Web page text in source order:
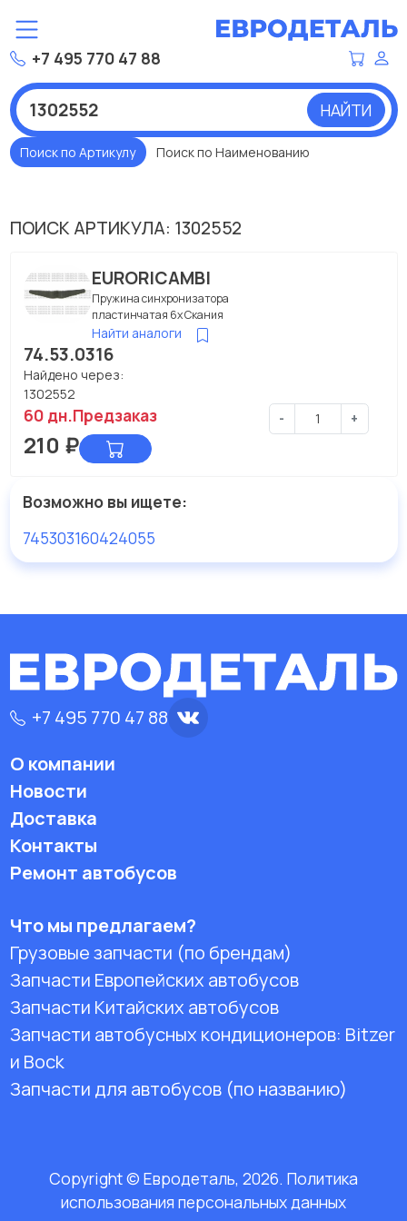
+7 495 770 47 88
НАЙТИ
Поиск по Артикулу Поиск по Наименованию
ПОИСК АРТИКУЛА: 1302552
EURORICAMBI
Пружина синхронизатора
пластинчатая 6x Скания
Найти аналоги
74.53.0316
Найдено через:
1302552
60 дн.Предзаказ - +
210 ₽
Возможно вы ищете:
745303160424055
+7 495 770 47 88
О компании
Новости
Доставка
Контакты
Ремонт автобусов
Что мы предлагаем?
Грузовые запчасти (по брендам)
Запчасти Европейских автобусов
Запчасти Китайских автобусов
Запчасти автобусных кондиционеров: Bitzer
и Bock
Запчасти для автобусов (по названию)
Copyright © Евродеталь, 2026. Политика
использования персональных данных